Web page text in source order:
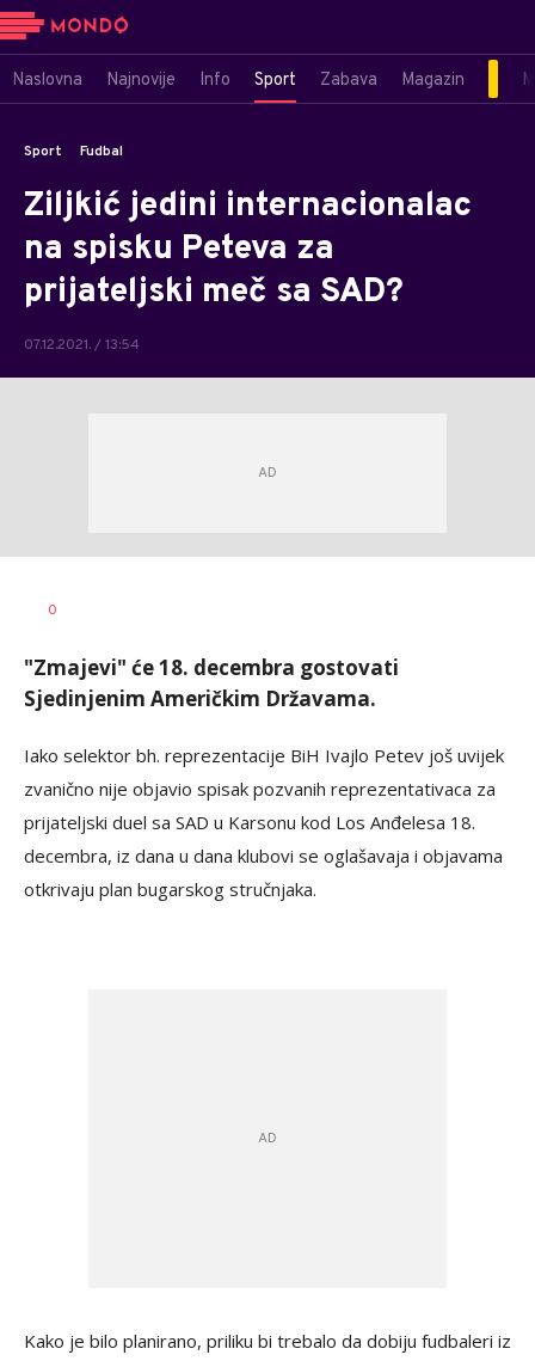
Naslovna Najnovije Info Sport Zabava Magazin
Sport Fudbal
Ziljkić jedini internacionalac
na spisku Peteva za
prijateljski meč sa SAD?
07.12.2021. / 13:54
AUTOR
0
"Zmajevi" će 18. decembra gostovati
Sjedinjenim Američkim Državama.
Iako selektor bh. reprezentacije BiH Ivajlo Petev još uvijek
zvanično nije objavio spisak pozvanih reprezentativaca za
prijateljski duel sa SAD u Karsonu kod Los Anđelesa 18.
decembra, iz dana u dana klubovi se oglašavaja i objavama
otkrivaju plan bugarskog stručnjaka.
Kako je bilo planirano, priliku bi trebalo da dobiju fudbaleri iz